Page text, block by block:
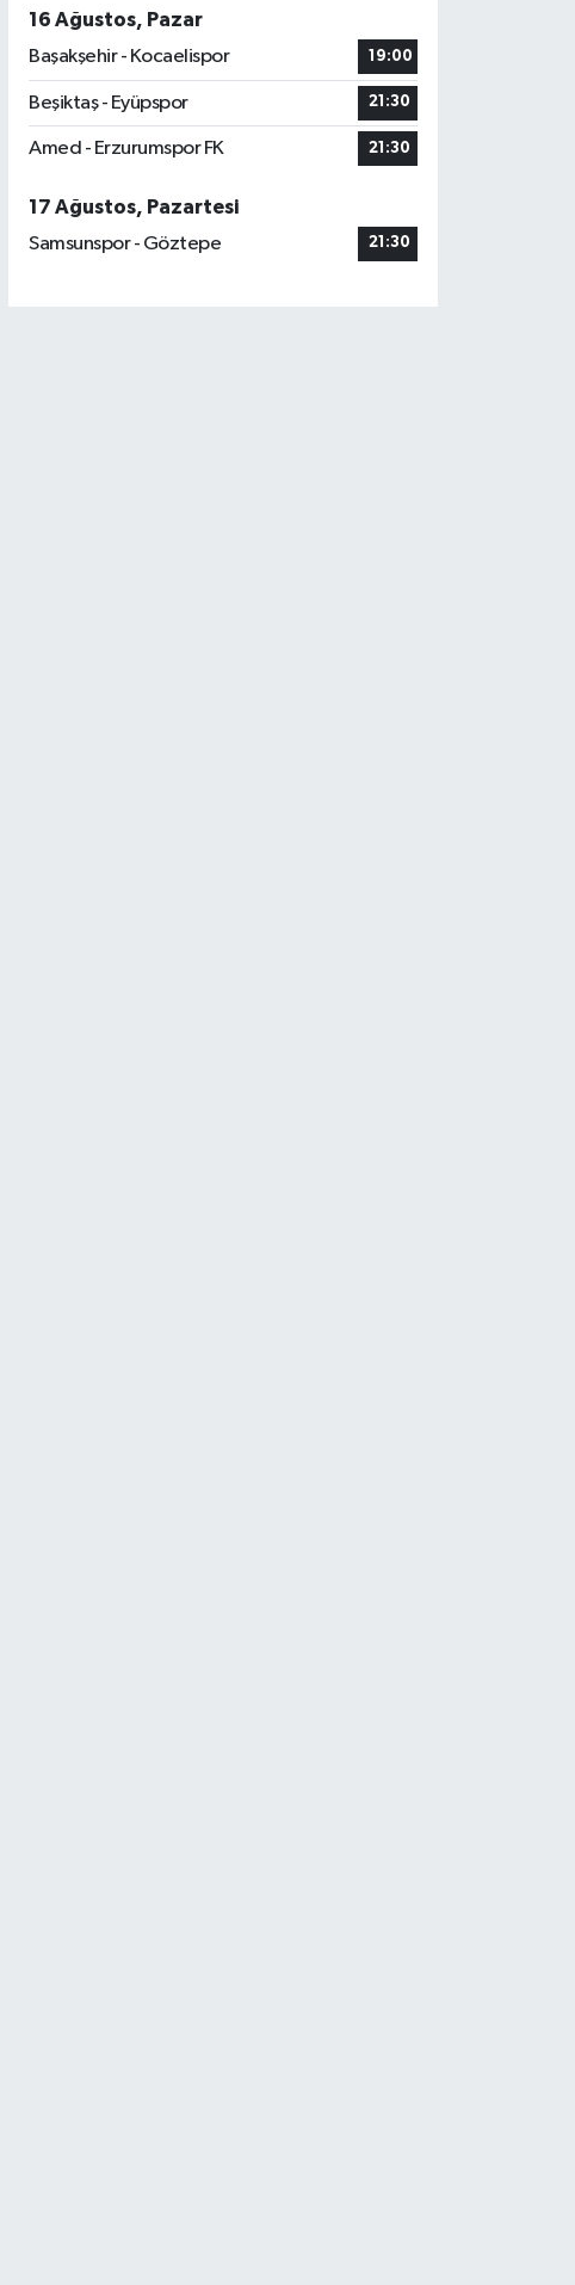
16 Ağustos, Pazar
Başakşehir - Kocaelispor
19:00
Beşiktaş - Eyüpspor 21:30
Amed - Erzurumspor FK 21:30
17 Ağustos, Pazartesi
Samsunspor - Göztepe
21:30